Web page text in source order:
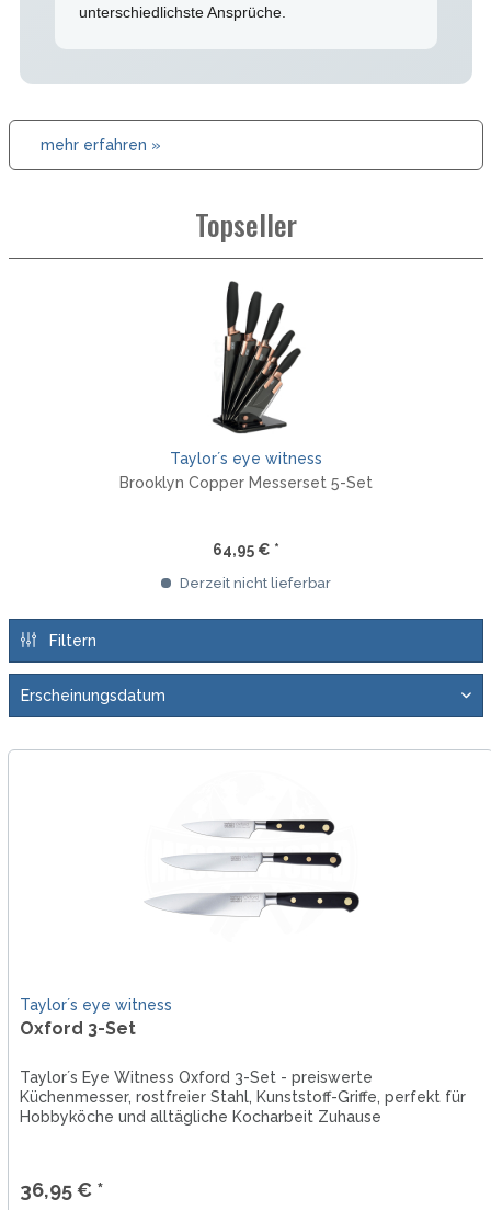
unterschiedlichste Ansprüche.
mehr erfahren »
Topseller
Taylor´s eye witness
Brooklyn Copper Messerset 5-Set
64,95 € *
Derzeit nicht lieferbar
Filtern
Taylor´s eye witness
Oxford 3-Set
Taylor´s Eye Witness Oxford 3-Set - preiswerte
Küchenmesser, rostfreier Stahl, Kunststoff-Griffe, perfekt für
Hobbyköche und alltägliche Kocharbeit Zuhause
36,95 € *